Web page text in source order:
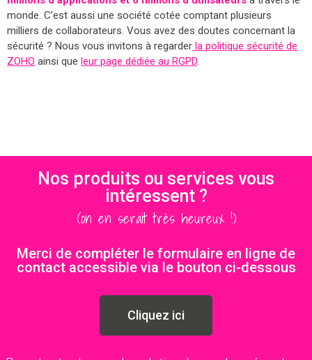
monde. C’est aussi une société cotée comptant plusieurs
milliers de collaborateurs. Vous avez des doutes concernant la
sécurité ? Nous vous invitons à regarder la politique sécurité de
ZOHO ainsi que leur page dédiée au RGPD.
Nos produits ou services vous
intéressent ?
(on en serait très heureux !)
Merci de compléter le formulaire en ligne de
contact accessible via le bouton ci-dessous
Cliquez ici